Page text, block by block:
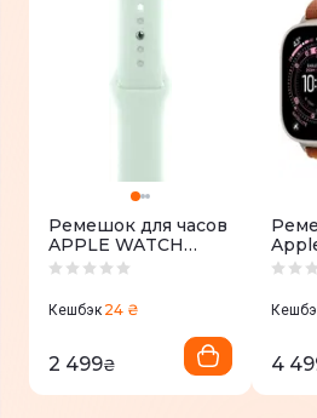
Ремешок для часов
APPLE WATCH
46mm Sport Band
M/L
Кешбэк 24 ₴
2 499₴
Terra
-
4